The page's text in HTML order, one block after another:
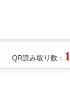
QR読み取り数： 1